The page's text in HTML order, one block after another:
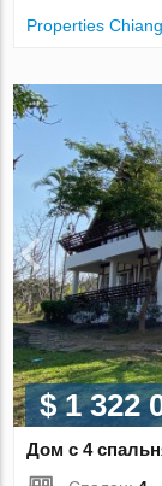
Properties
$ 1 322
Дом с 4